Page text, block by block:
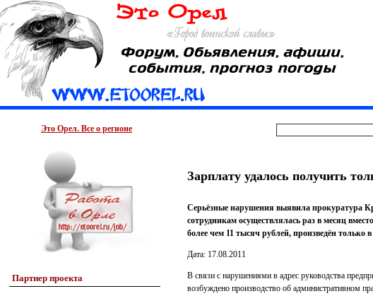
Это Орел. Все о регионе
Партнер проекта
Зарплату удалось получить
Серьёзные нарушения выявила прокуратура
сотрудникам осуществлялась раз в месяц
более чем 11 тысяч рублей, произведён только
Дата: 17.08.2011
В связи с нарушениями в адрес руководства
возбуждено производство об административном